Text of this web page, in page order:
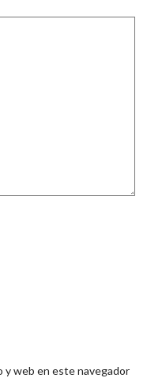
y web en este navegador